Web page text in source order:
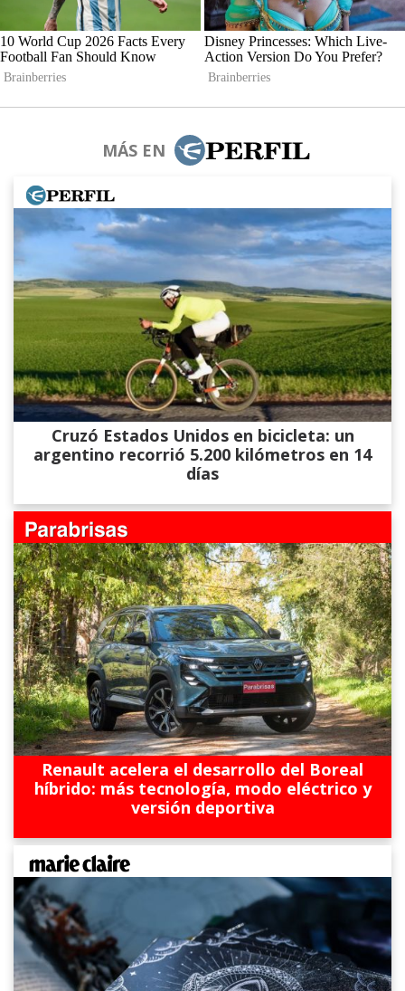
MÁS EN
Cruzó Estados Unidos en bicicleta: un
argentino recorrió 5.200 kilómetros en 14
días
Renault acelera el desarrollo del Boreal
híbrido: más tecnología, modo eléctrico y
versión deportiva